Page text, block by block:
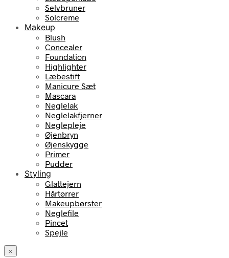
Selvbruner
Solcreme
Makeup
Blush
Concealer
Foundation
Highlighter
Læbestift
Manicure Sæt
Mascara
Neglelak
Neglelakfjerner
Neglepleje
Øjenbryn
Øjenskygge
Primer
Pudder
Styling
Glattejern
Hårtørrer
Makeupbørster
Neglefile
Pincet
Spejle
×